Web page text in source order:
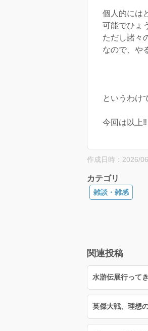
個人的には
可能でひょ
ただし諸々
なので、や
というわけ
今回は以上‼️
作成日時：2026/
カテゴリ
雑談・雑感
関連投稿
水滸伝展行って
英傑大戦、理想